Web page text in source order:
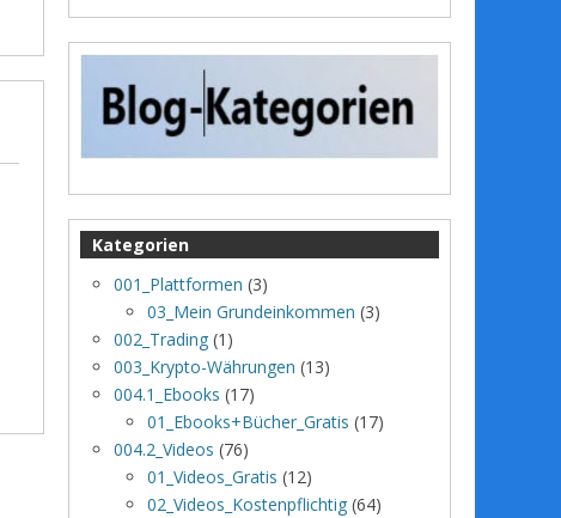
Kategorien
001_Plattformen (3)
03_Mein Grundeinkommen (3)
002_Trading (1)
003_Krypto-Währungen (13)
004.1_Ebooks (17)
01_Ebooks+Bücher_Gratis (17)
004.2_Videos (76)
01_Videos_Gratis (12)
02_Videos_Kostenpflichtig (64)